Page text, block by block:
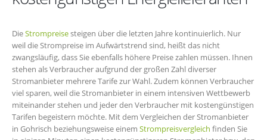
DieStrompreisesteigen über die letzten Jahre kontinuierlich. Nur
weil die Strompreise im Aufwärtstrend sind, heißt das nicht
zwangsläufig, dass Sie ebenfalls höhere Preise zahlen müssen. Ihnen
stehen als Verbraucher aufgrund der großen Zahl diverser
Stromanbieter mehrere Tarife zur Wahl. Zudem können Verbraucher
viel sparen, weil die Stromanbieter in einem intensiven Wettbewerb
miteinander stehen und jeder den Verbraucher mit kostengünstigen
Tarifen begeistern möchte. Mit dem Vergleichen der Stromanbieter
in Gohrisch beziehungsweise einem Strompreisvergleich finden Sie